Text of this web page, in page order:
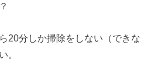
20分しか掃除をしない（できな
。